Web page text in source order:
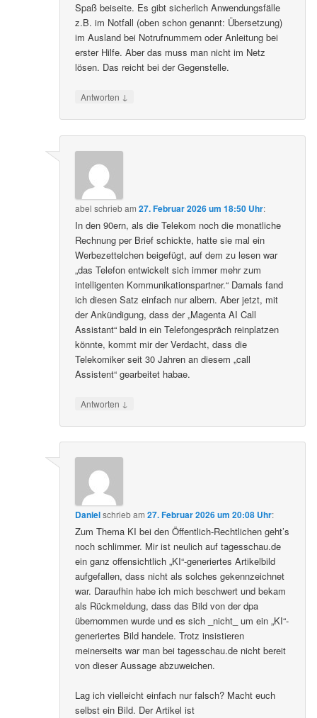
Spaß beiseite. Es gibt sicherlich Anwendungsfälle
z.B. im Notfall (oben schon genannt: Übersetzung)
im Ausland bei Notrufnummern oder Anleitung bei
erster Hilfe. Aber das muss man nicht im Netz
lösen. Das reicht bei der Gegenstelle.
Antworten ↓
abel schriebam27. Februar 2026 um 18:50 Uhr:
In den 90ern, als die Telekom noch die monatliche
Rechnung per Brief schickte, hatte sie mal ein
Werbezettelchen beigefügt, auf dem zu lesen war
„das Telefon entwickelt sich immer mehr zum
intelligenten Kommunikationspartner.“ Damals fand
ich diesen Satz einfach nur albern. Aber jetzt, mit
der Ankündigung, dass der „Magenta AI Call
Assistant“ bald in ein Telefongespräch reinplatzen
könnte, kommt mir der Verdacht, dass die
Telekomiker seit 30 Jahren an diesem „call
Assistent“ gearbeitet habae.
Antworten ↓
Danielschriebam27. Februar 2026 um 20:08 Uhr:
Zum Thema KI bei den Öffentlich-Rechtlichen geht’s
noch schlimmer. Mir ist neulich auf tagesschau.de
ein ganz offensichtlich „KI“-generiertes Artikelbild
aufgefallen, dass nicht als solches gekennzeichnet
war. Daraufhin habe ich mich beschwert und bekam
als Rückmeldung, dass das Bild von der dpa
übernommen wurde und es sich _nicht_ um ein „KI“-
generiertes Bild handele. Trotz insistieren
meinerseits war man bei tagesschau.de nicht bereit
von dieser Aussage abzuweichen.
Lag ich vielleicht einfach nur falsch? Macht euch
selbst ein Bild. Der Artikel ist